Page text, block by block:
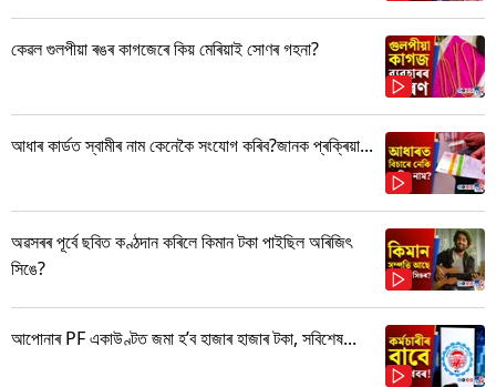
কেৱল গুলপীয়া ৰঙৰ কাগজেৰে কিয় মেৰিয়াই সোণৰ গহনা?
আধাৰ কাৰ্ডত স্বামীৰ নাম কেনেকৈ সংযোগ কৰিব?জানক প্ৰক্ৰিয়া...
অৱসৰৰ পূৰ্বে ছবিত কণ্ঠদান কৰিলে কিমান টকা পাইছিল অৰিজিৎ
সিঙে?
আপোনাৰ PF একাউণ্টত জমা হ’ব হাজাৰ হাজাৰ টকা, সবিশেষ...